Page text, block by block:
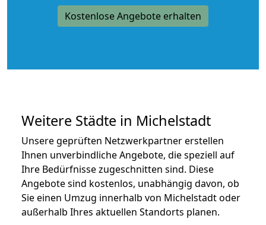
Kostenlose Angebote erhalten
Weitere Städte in Michelstadt
Unsere geprüften Netzwerkpartner erstellen
Ihnen unverbindliche Angebote, die speziell auf
Ihre Bedürfnisse zugeschnitten sind. Diese
Angebote sind kostenlos, unabhängig davon, ob
Sie einen Umzug innerhalb von Michelstadt oder
außerhalb Ihres aktuellen Standorts planen.